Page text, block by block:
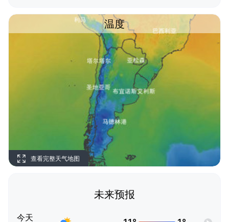
温度
查看完整天气地图
未来预报
今天